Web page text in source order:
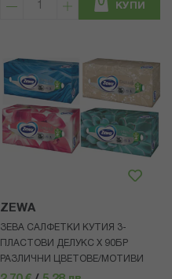
КУПИ
ZEWA
ЗЕВА САЛФЕТКИ КУТИЯ 3-
ПЛАСТОВИ ДЕЛУКС Х 90БР
РАЗЛИЧНИ ЦВЕТОВЕ/МОТИВИ